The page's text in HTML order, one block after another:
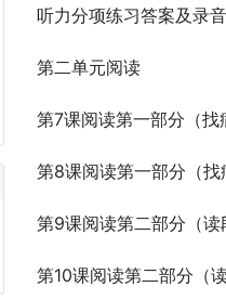
听力分项练习答案及录
第二单元阅读
第7课阅读第一部分（找
第8课阅读第一部分（找
第9课阅读第二部分（读
第10课阅读第二部分（